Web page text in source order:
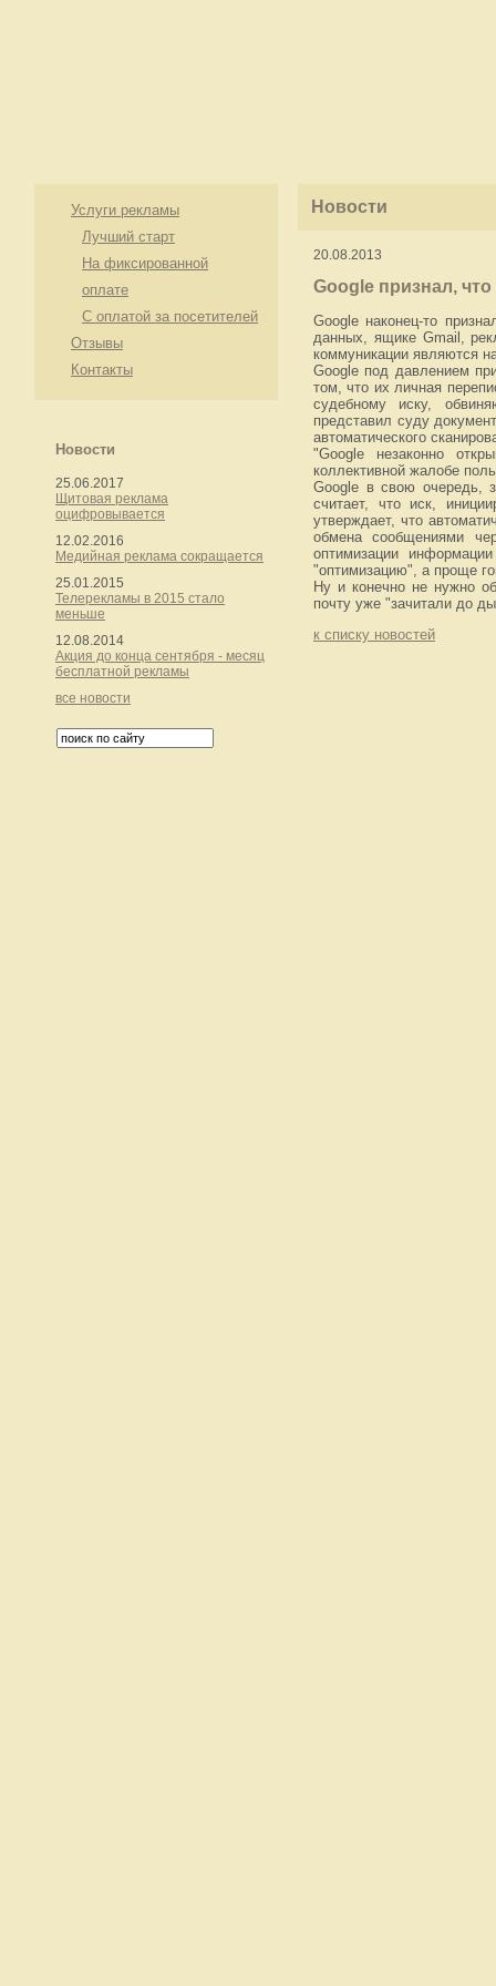
Услуги рекламы
Лучший старт
На фиксированной
оплате
С оплатой за посетителей
Отзывы
Контакты
Новости
25.06.2017
Щитовая реклама
оцифровывается
12.02.2016
Медийная реклама сокращается
25.01.2015
Телерекламы в 2015 стало
меньше
12.08.2014
Акция до конца сентября - месяц
бесплатной рекламы
все новости
Новости
20.08.2013
Google признал,
Google наконец-то
данных, ящике Gmail,
коммуникации являются
Google под давлением
том, что их личная
судебному иску,
представил суду
автоматического
"Google незаконно
коллективной жалобе
Google в свою очередь,
считает, что иск,
утверждает, что
обмена сообщениями
оптимизации
"оптимизацию", а проще
Ну и конечно не нужно
почту уже "зачитали до
к списку новостей